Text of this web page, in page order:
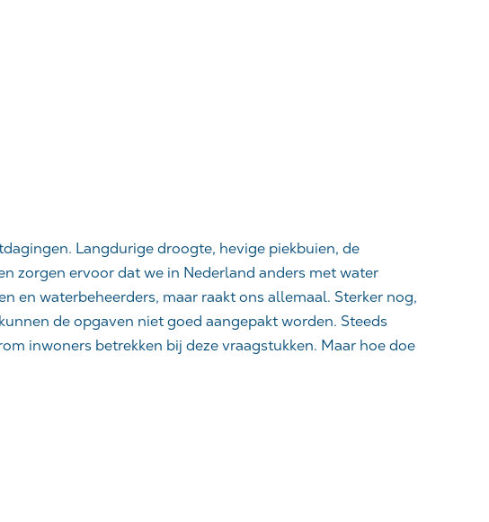
Langdurige droogte, hevige piekbuien, de
zorgen ervoor dat we in Nederland anders met water
en waterbeheerders, maar raakt ons allemaal. Sterker nog,
de opgaven niet goed aangepakt worden. Steeds
inwoners betrekken bij deze vraagstukken. Maar hoe doe